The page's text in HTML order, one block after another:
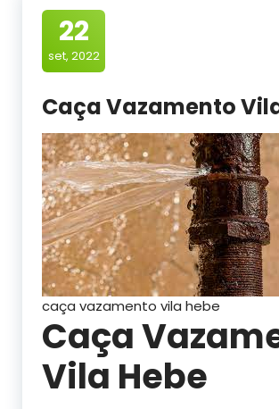
22
set, 2022
Caça Vazamento
caça vazamento vila hebe
Caça
Vila Hebe